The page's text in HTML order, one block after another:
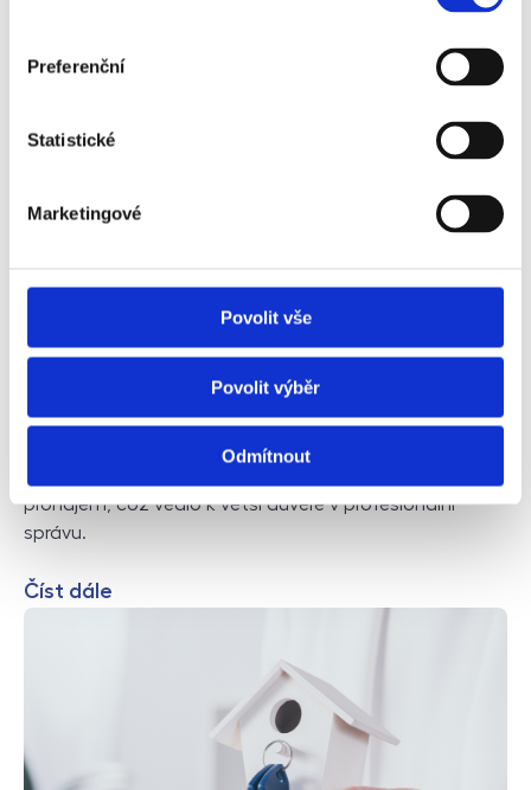
Preferenční
Statistické
Marketingové
Povolit vše
Povolit výběr
Odmítnout
nemovitostí?
nabývá na popularitě nejen mezi majiteli nájemních
bytů. Ačkoli to ještě před pár lety bylo pro mnoho
majitelů nemovitostí nemyslitelné, nyní využívají tuto
službu čím dál více. S rozvojem investičních
pronájem, což vedlo k větší důvěře v profesionální
správu.
Číst dále